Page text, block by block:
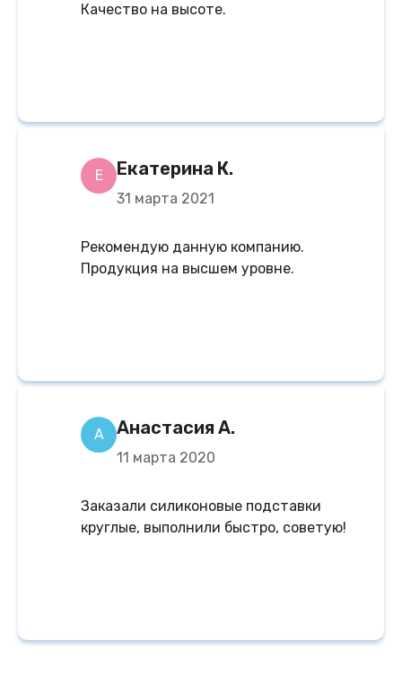
Качество на высоте.
Е Екатерина К.
31 марта 2021
Рекомендую данную компанию.
Продукция на высшем уровне.
А Анастасия А.
11 марта 2020
Заказали силиконовые подставки
круглые, выполнили быстро, советую!